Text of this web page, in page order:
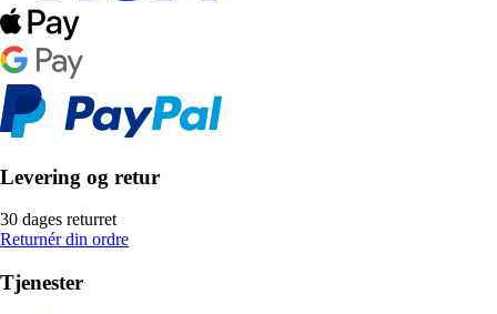
Levering og retur
30 dages returret
Returnér din ordre
Tjenester